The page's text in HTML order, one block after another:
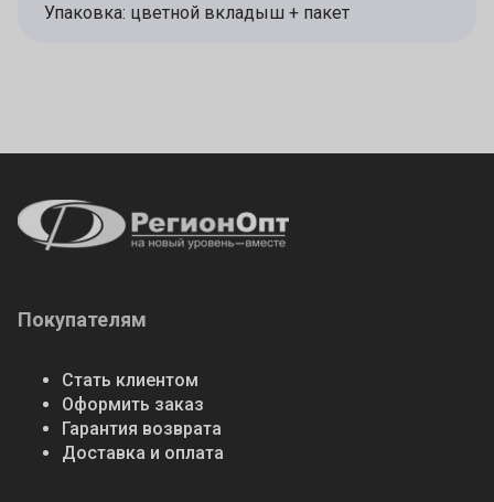
Упаковка: цветной вкладыш + пакет
Покупателям
Стать клиентом
Оформить заказ
Гарантия возврата
Доставка и оплата